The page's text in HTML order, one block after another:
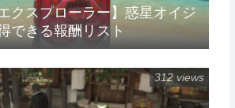
クスプローラー】惑星オイジ
できる報酬リスト
312 views